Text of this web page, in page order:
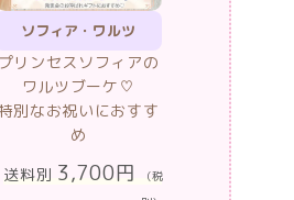
ワルツブーケ♡
特別なお祝いにおすす
め
3,700円